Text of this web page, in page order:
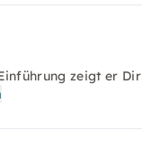
zeigt er Dir